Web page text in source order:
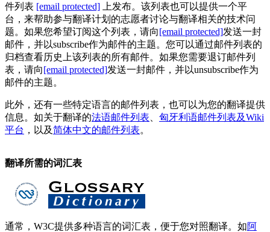
件列表 [email protected] 上发布。该列表也可以提供一个平
台，来帮助参与翻译计划的志愿者讨论与翻译相关的技术问
题。如果您希望订阅这个列表，请向[email protected]发送一封
邮件，并以subscribe作为邮件的主题。您可以通过邮件列表的
归档查看历史上该列表的所有邮件。如果您需要退订邮件列
表，请向[email protected]发送一封邮件，并以unsubscribe作为
邮件的主题。
此外，还有一些特定语言的邮件列表，也可以为您的翻译提供
信息。如关于翻译的法语邮件列表
匈牙利语邮件列表及Wiki
平台 ，以及简体中文的邮件列表。
翻译所需的词汇表
通常，W3C提供多种语言的词汇表，便于您对照翻译。如阿